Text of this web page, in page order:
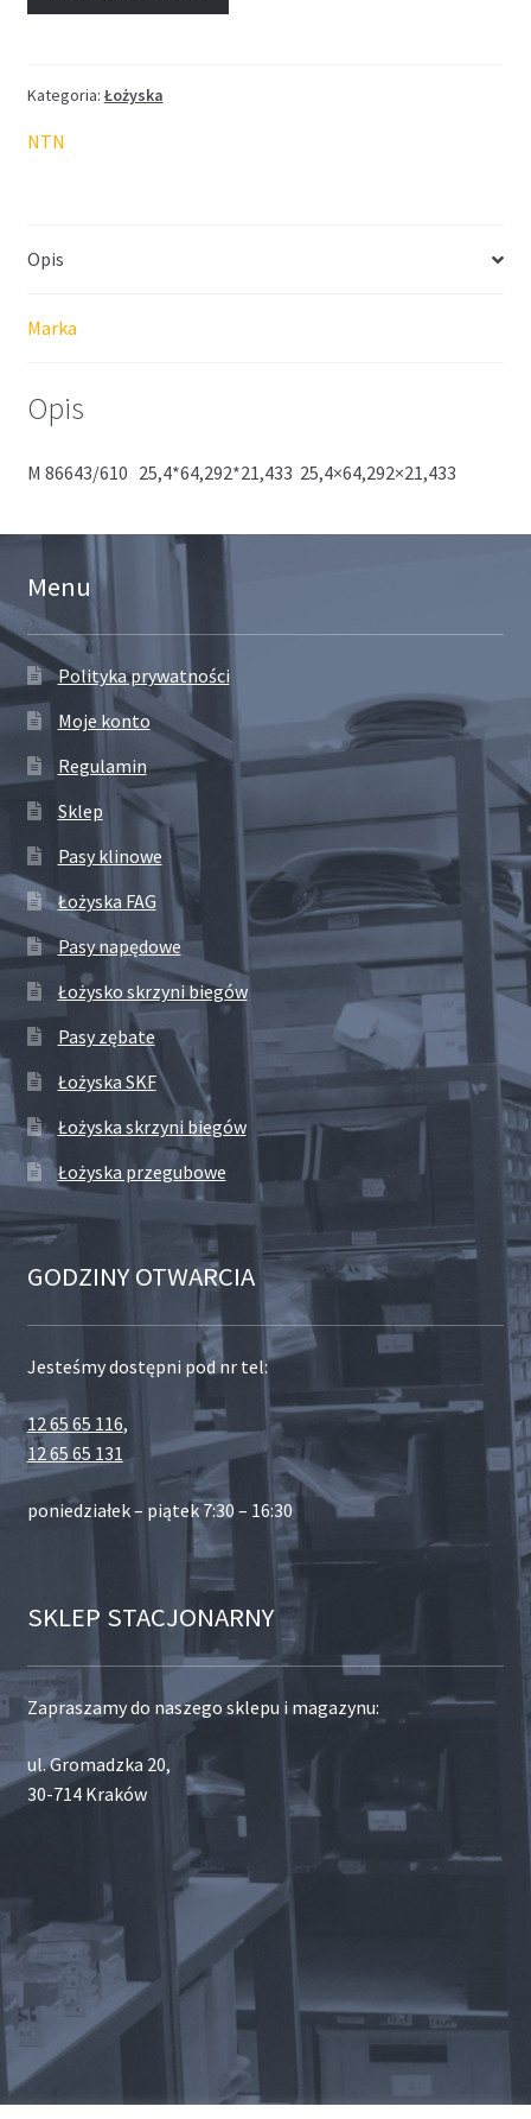
Kategoria: Łożyska
NTN
Opis
Marka
Opis
M 86643/610 25,4*64,292*21,433 25,4×64,292×21,433
Menu
Polityka prywatności
Moje konto
Regulamin
Sklep
Pasy klinowe
Łożyska FAG
Pasy napędowe
Łożysko skrzyni biegów
Pasy zębate
Łożyska SKF
Łożyska skrzyni biegów
Łożyska przegubowe
GODZINY OTWARCIA
Jesteśmy dostępni pod nr tel:
12 65 65 116,
12 65 65 131
poniedziałek – piątek 7:30 – 16:30
SKLEP STACJONARNY
Zapraszamy do naszego sklepu i magazynu:
ul. Gromadzka 20,
30-714 Kraków